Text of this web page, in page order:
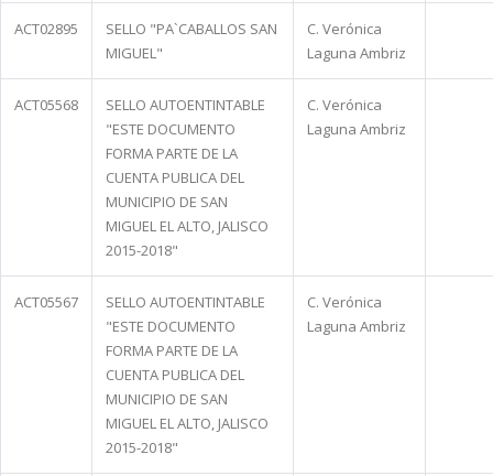
ACT02895
SELLO "PA`CABALLOS SAN
MIGUEL"
C. Verónica
Laguna Ambriz
ACT05568
SELLO AUTOENTINTABLE
"ESTE DOCUMENTO
FORMA PARTE DE LA
CUENTA PUBLICA DEL
MUNICIPIO DE SAN
MIGUEL EL ALTO, JALISCO
2015-2018"
C. Verónica
Laguna Ambriz
ACT05567
SELLO AUTOENTINTABLE
"ESTE DOCUMENTO
FORMA PARTE DE LA
CUENTA PUBLICA DEL
MUNICIPIO DE SAN
MIGUEL EL ALTO, JALISCO
2015-2018"
C. Verónica
Laguna Ambriz